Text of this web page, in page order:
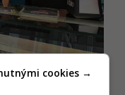
cookies →